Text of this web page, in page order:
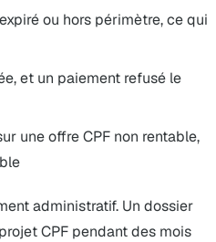
ou hors périmètre, ce qui
et un paiement refusé le
une offre CPF non rentable,
administratif. Un dossier
CPF pendant des mois